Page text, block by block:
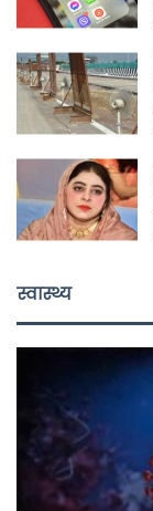
स्वास्थ्य